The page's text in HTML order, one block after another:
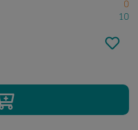
0
10